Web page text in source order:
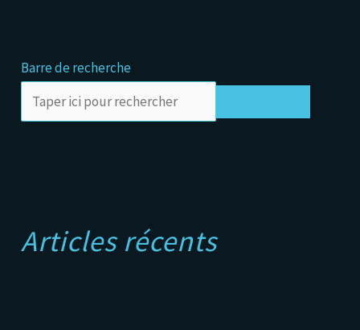
Barre de recherche
Articles récents